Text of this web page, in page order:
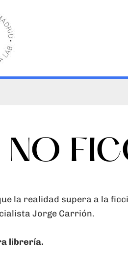
NO
la realidad supera a la
Jorge Carrión.
librería.